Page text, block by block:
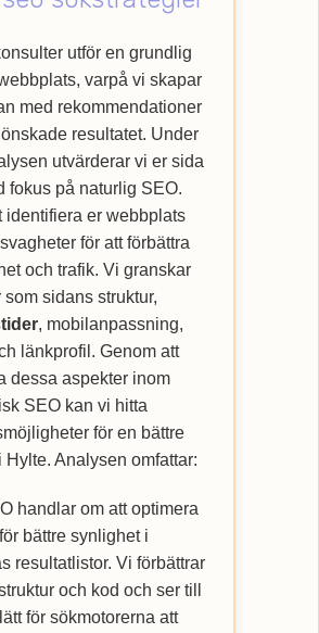
webbplats ranking och nå ut till
kundkrets med vår
utför en grundlig
varpå vi skapar
med rekommendationer
resultatet. Under
utvärderar vi er sida
fokus på naturlig SEO.
identifiera er webbplats
för att förbättra
och trafik. Vi granskar
som sidans struktur,
, mobilanpassning,
länkprofil. Genom att
dessa aspekter inom
SEO kan vi hitta
för en bättre
Analysen omfattar:
handlar om att optimera
bättre synlighet i
resultatlistor. Vi förbättrar
och kod och ser till
för sökmotorerna att